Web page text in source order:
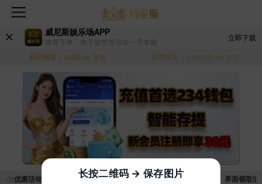
威尼斯娱乐场APP
体育下单，电子游艺等尽在一手掌握
立即下载
易记域名： v100.cc 复制 备用域名： vv20261.cc 复制
取优惠活动的手续麻烦，已新增优惠系统，现在可以前往【福利中心】界面领取
长按二维码 → 保存图片